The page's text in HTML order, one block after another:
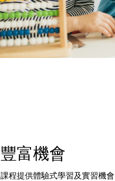
豐富機會
課程提供體驗式學習及實習機